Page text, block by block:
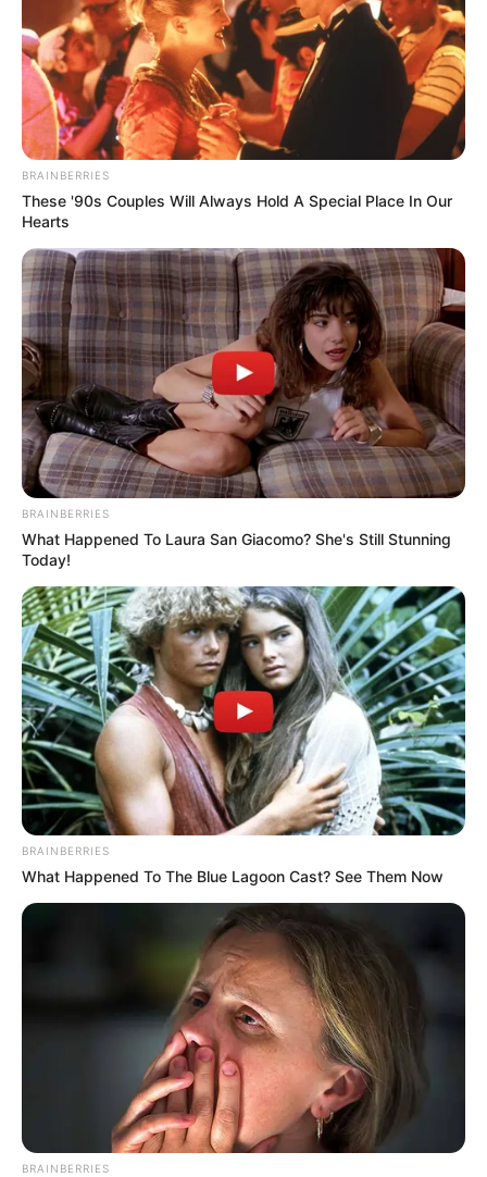
BRAINBERRIES
These '90s Couples Will Always Hold A Special Place In Our
Hearts
BRAINBERRIES
What Happened To Laura San Giacomo? She's Still Stunning
Today!
BRAINBERRIES
What Happened To The Blue Lagoon Cast? See Them Now
BRAINBERRIES